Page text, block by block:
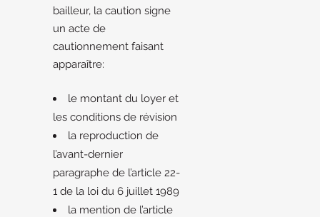
bailleur, la caution signe
un acte de
cautionnement faisant
apparaître:
le montant du loyer et
les conditions de révision
la reproduction de
l’avant-dernier
paragraphe de l’article 22-
1 de la loi du 6 juillet 1989
la mention de l’article